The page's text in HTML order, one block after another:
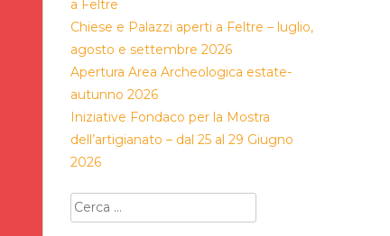
a Feltre
Chiese e Palazzi aperti a Feltre – luglio,
agosto e settembre 2026
Apertura Area Archeologica estate-
autunno 2026
Iniziative Fondaco per la Mostra
dell’artigianato – dal 25 al 29 Giugno
2026
Ricerca
per: